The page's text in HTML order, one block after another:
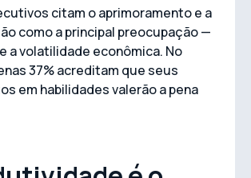
citam o aprimoramento e a
como a principal preocupação —
a volatilidade econômica. No
37% acreditam que seus
em habilidades valerão a pena